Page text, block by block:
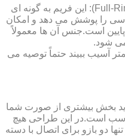
عینک های با فریم های کامل (Full-Rimmed): این فریم به گونه ای
را پوشش می دهد و امکان
است.جنس آن ها معمولاً
می شود.
آسیب ببیند حتماً توصیه می
بخش بیشتری از صورت شما
است.در این طراحی هیچ
دو بازو برای اتصال با دسته